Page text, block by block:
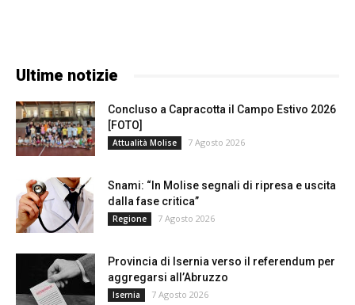
Ultime notizie
Concluso a Capracotta il Campo Estivo 2026
[FOTO]
Attualità Molise 7 Agosto 2026
Snami: “In Molise segnali di ripresa e uscita
dalla fase critica”
Regione 7 Agosto 2026
Provincia di Isernia verso il referendum per
aggregarsi all’Abruzzo
Isernia 7 Agosto 2026